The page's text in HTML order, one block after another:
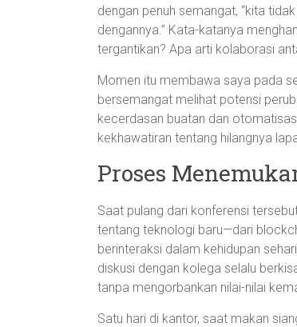
dengan penuh semangat, “kita
dengannya.” Kata-katanya
tergantikan? Apa arti kolaborasi
Momen itu membawa saya pada
bersemangat melihat potensi
kecerdasan buatan dan
kekhawatiran tentang hilangnya
Proses
Saat pulang dari konferensi
tentang teknologi baru—dari
berinteraksi dalam kehidupan
diskusi dengan kolega selalu
tanpa mengorbankan nilai-nilai
Satu hari di kantor, saat makan